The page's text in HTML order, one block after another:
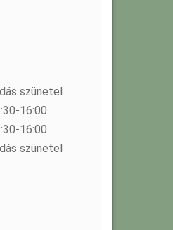
szünetel
16:00
16:00
szünetel